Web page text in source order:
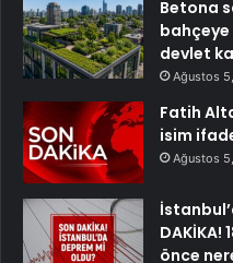
Betona
bahçeye
devlet
Ağustos
Fatih
isim
Ağustos
DAKİKA!
önce